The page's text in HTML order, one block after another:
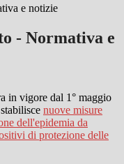
e notizie
- Normativa e
in vigore dal 1° maggio
nuove misure
dell'epidemia da
di protezione delle